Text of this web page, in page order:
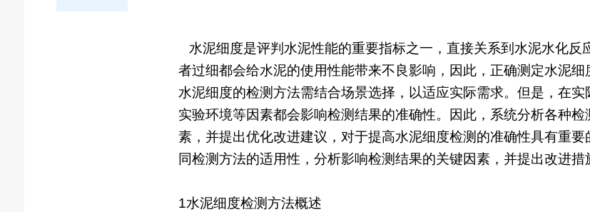
水泥细度是评判水泥性能的重要指标之一，直接关系到水泥水化
者过细都会给水泥的使用性能带来不良影响，因此，正确测定水泥
水泥细度的检测方法需结合场景选择，以适应实际需求。但是，在
实验环境等因素都会影响检测结果的准确性。因此，系统分析各种
素，并提出优化改进建议，对于提高水泥细度检测的准确性具有重
同检测方法的适用性，分析影响检测结果的关键因素，并提出改进措
1水泥细度检测方法概述